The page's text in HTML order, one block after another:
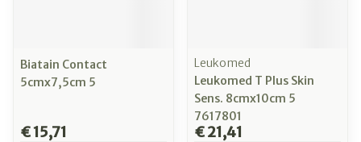
Biatain Contact
5cmx7,5cm 5
€ 15,71
Leukomed
Leukomed T Plus Skin
Sens. 8cmx10cm 5
7617801
€ 21,41